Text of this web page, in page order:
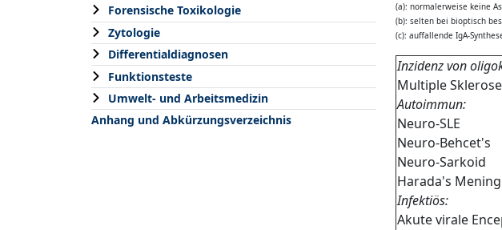
Forensische Toxikologie
Zytologie
Differentialdiagnosen
Funktionsteste
Umwelt- und Arbeitsmedizin
Anhang und Abkürzungsverzeichnis
(a): normalerweise keine
(b): selten bei bioptisch
(c): auffallende IgA-
Inzidenz von
Multiple Sklerose
Autoimmun:
Neuro-SLE
Neuro-Behcet's
Neuro-Sarkoid
Harada's
Infektiös:
Akute virale